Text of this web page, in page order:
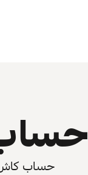
حساب كاش